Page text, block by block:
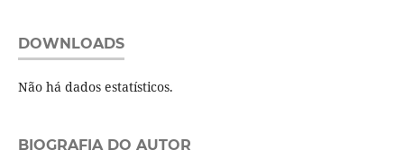
DOWNLOADS
Não há dados estatísticos.
BIOGRAFIA DO AUTOR